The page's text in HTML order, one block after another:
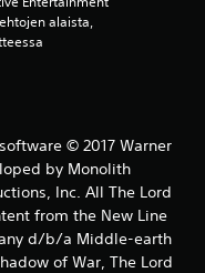
u
a
)
alaista,
software © 2017 Warner
by Monolith
Inc. All The Lord
from the New Line
d/b/a Middle-earth
of War, The Lord